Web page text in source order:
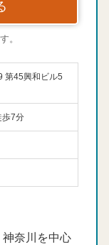
。
第45興和ビル5
歩7分
奈川を中心